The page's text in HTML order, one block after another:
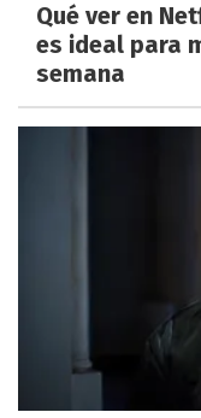
Qué ver en
es ideal para
semana